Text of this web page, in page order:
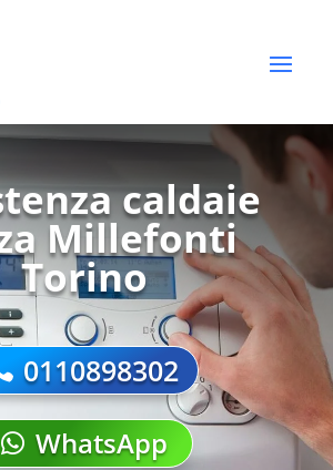
caldaie
Millefonti
Torino
0110898302
WhatsApp